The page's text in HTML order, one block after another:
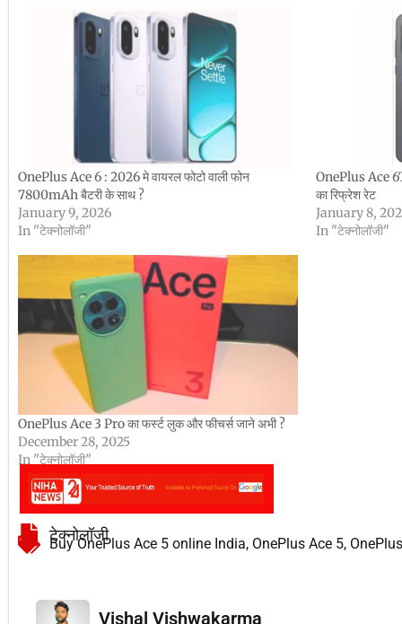
OnePlus Ace 6 : 2026 मे वायरल फोटो वाली फोन
7800mAh बैटरी के साथ ?
January 9, 2026
In "टेक्नोलॉजी"
OnePlus Ace
का रिफ्रेश रेट
January 8,
In "टेक्नोलॉजी"
OnePlus Ace 3 Pro का फर्स्ट लुक और फीचर्स जाने अभी ?
December 28, 2025
In "टेक्नोलॉजी"
टेक्नोलॉजी
Buy OnePlus Ace 5 online India, OnePlus Ace 5,
Vishal Vishwakarma